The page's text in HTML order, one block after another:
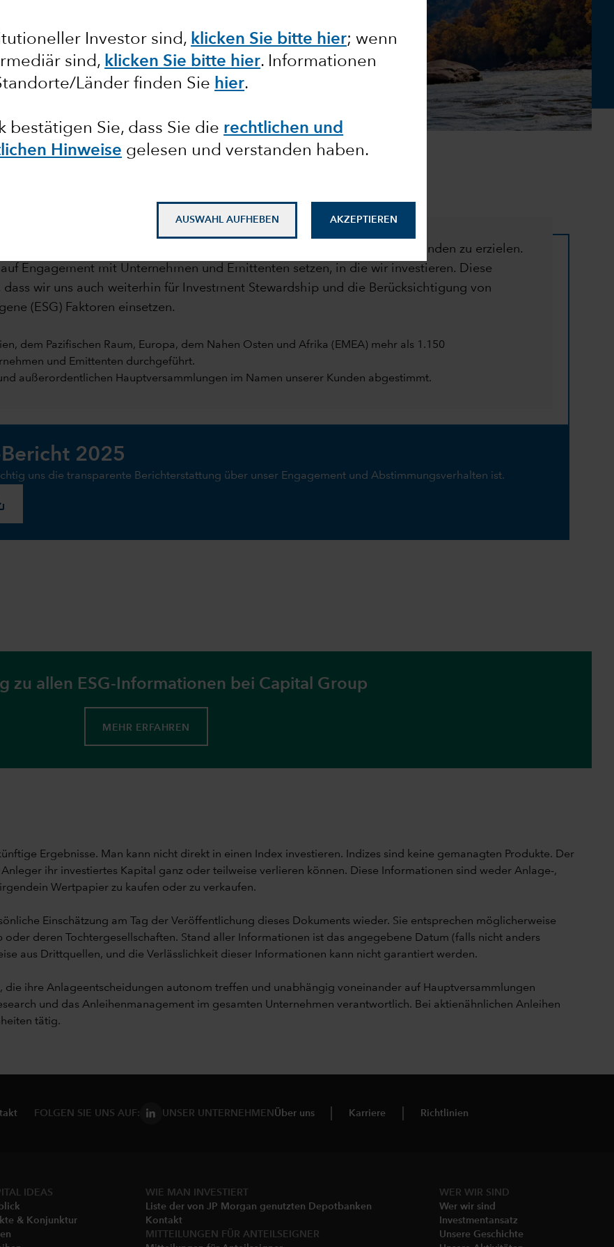
Investor sind, klicken Sie bitte hier; wenn
sind, klicken Sie bitte hier. Informationen
Länder finden Sie hier.
bestätigen Sie, dass Sie die rechtlichen und
Hinweise gelesen und verstanden haben.
AUSWAHL AUFHEBEN AKZEPTIEREN
überdurchschnittliche langfristige Anlageergebnisse für unsere Kunden zu erzielen.
Engagement mit Unternehmen und Emittenten setzen, in die wir investieren. Diese
wir uns auch weiterhin für Investment Stewardship und die Berücksichtigung von
(ESG) Faktoren einsetzen.
dem Pazifischen Raum, Europa, dem Nahen Osten und Afrika (EMEA) mehr als 1.150
und Emittenten durchgeführt.
außerordentlichen Hauptversammlungen im Namen unserer Kunden abgestimmt.
2025
uns die transparente Berichterstattung über unser Engagement und Abstimmungsverhalten ist.
zu allen ESG-Informationen bei Capital Group
MEHR ERFAHREN
Ergebnisse. Man kann nicht direkt in einen Index investieren. Indizes sind keine gemanagten Produkte. Der
ihr investiertes Kapital ganz oder teilweise verlieren können. Diese Informationen sind weder Anlage-,
Wertpapier zu kaufen oder zu verkaufen.
Einschätzung am Tag der Veröffentlichung dieses Dokuments wieder. Sie entsprechen möglicherweise
deren Tochtergesellschaften. Stand aller Informationen ist das angegebene Datum (falls nicht anders
aus Drittquellen, und die Verlässlichkeit dieser Informationen kann nicht garantiert werden.
ihre Anlageentscheidungen autonom treffen und unabhängig voneinander auf Hauptversammlungen
und das Anleihenmanagement im gesamten Unternehmen verantwortlich. Bei aktienähnlichen Anleihen
tätig.
FOLGEN SIE UNS AUF: UNSER UNTERNEHMEN Über uns Karriere Richtlinien
IDEAS
& Konjunktur
WIE MAN INVESTIERT
Liste der von JP Morgan genutzten Depotbanken
Kontakt
MITTEILUNGEN FÜR ANTEILSEIGNER
WER WIR SIND
Wer wir sind
Investmentansatz
Unsere Geschichte